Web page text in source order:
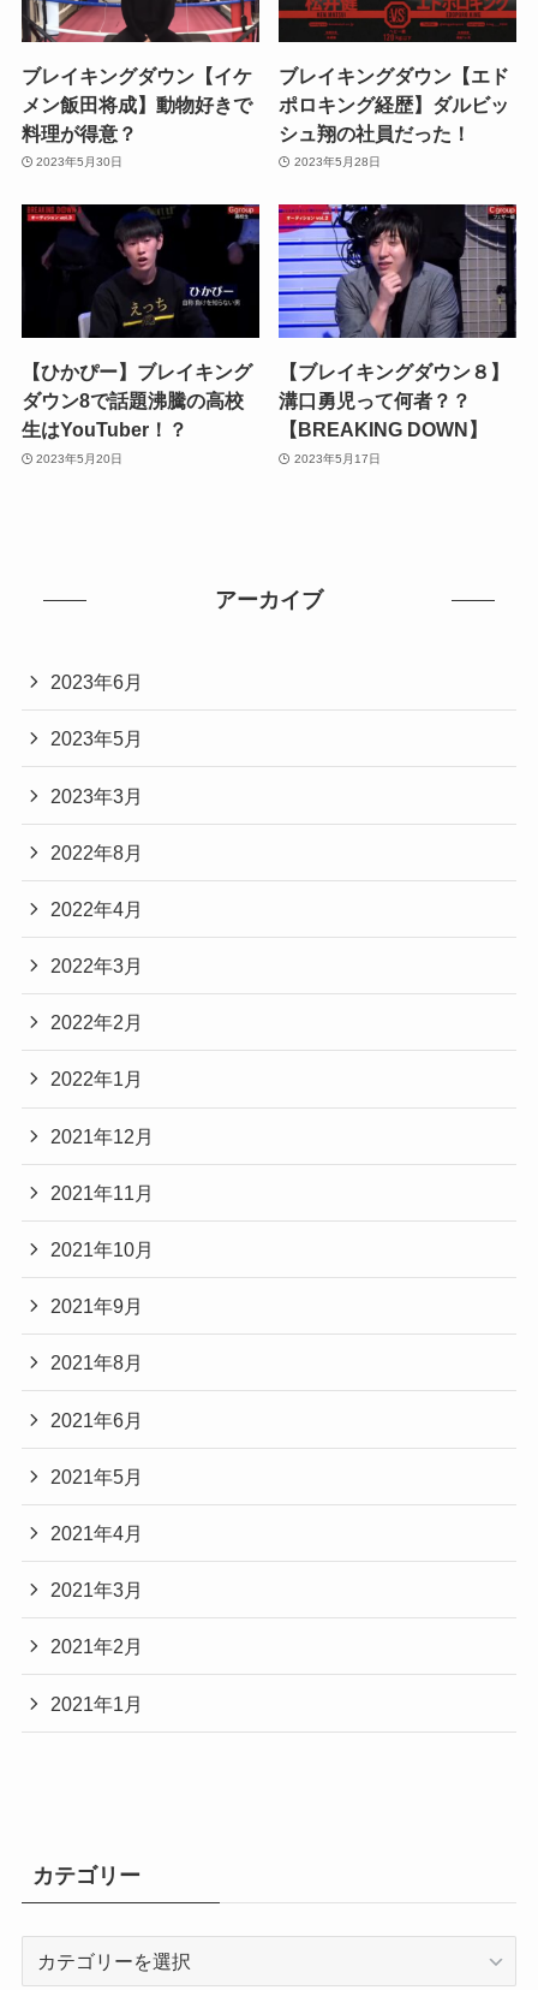
ブレイキングダウン【イケ
メン飯田将成】動物好きで
料理が得意？
2023年5月30日
ブレイキングダウン【エド
ポロキング経歴】ダルビッ
シュ翔の社員だった！
2023年5月28日
【ひかぴー】ブレイキング
ダウン8で話題沸騰の高校
生はYouTuber！？
2023年5月20日
【ブレイキングダウン８】
溝口勇児って何者？？
【BREAKING DOWN】
2023年5月17日
アーカイブ
2023年6月
2023年5月
2023年3月
2022年8月
2022年4月
2022年3月
2022年2月
2022年1月
2021年12月
2021年11月
2021年10月
2021年9月
2021年8月
2021年6月
2021年5月
2021年4月
2021年3月
2021年2月
2021年1月
カテゴリー